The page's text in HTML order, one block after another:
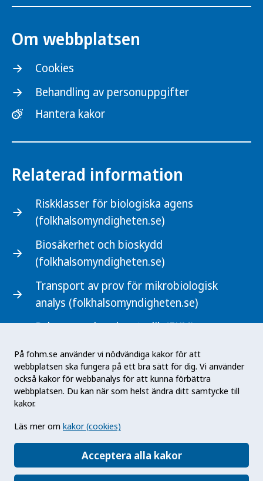
På fohm.se använder vi nödvändiga kakor för att
webbplatsen ska fungera på ett bra sätt för dig. Vi använder
också kakor för webbanalys för att kunna förbättra
webbplatsen. Du kan när som helst ändra ditt samtycke till
kakor.
Läs mer om kakor (cookies)
Acceptera alla kakor
Om webbplatsen
Cookies
Behandling av personuppgifter
Hantera kakor
Relaterad information
Riskklasser för biologiska agens
(folkhalsomyndigheten.se)
Biosäkerhet och bioskydd
(folkhalsomyndigheten.se)
Transport av prov för mikrobiologisk
analys (folkhalsomyndigheten.se)
Rekommenderad metodik (FKM)
(SLIM) består av kliniska mikrobiologiska
laboratorier i landsting och regioner som utför
diagnostik för hälso- och sjukvården.